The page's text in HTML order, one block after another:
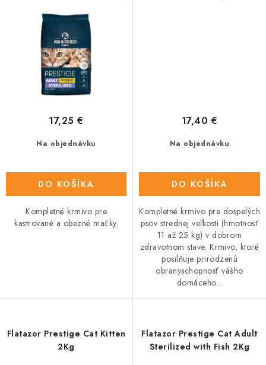
Na objednávku
17,25 €
DO KOŠÍKA
Kompletné krmivo pre
kastrované a obezné mačky.
Na objednávku
17,40 €
DO KOŠÍKA
Kompletné krmivo pre dospelých
psov strednej veľkosti (hmotnosť
11 až 25 kg) v dobrom
zdravotnom stave. Krmivo, ktoré
posilňuje prirodzenú
obranyschopnosť vášho
domáceho...
Flatazor Prestige Cat Kitten
2Kg
Flatazor Prestige Cat Adult
Sterilized with Fish 2Kg